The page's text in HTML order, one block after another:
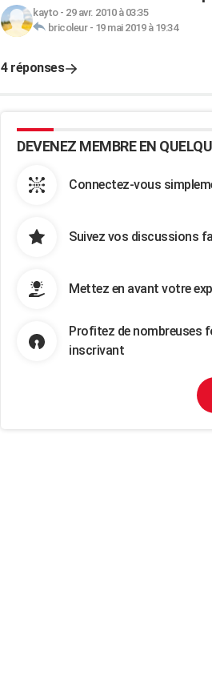
kayto- 29 avr. 2010 à 03:35
bricoleur- 19 mai 2019 à 19:34
4 réponses
DEVENEZ MEMBRE EN
Connectez-vous
Suivez vos discussions
Mettez en avant votre
Profitez de nombreuses
inscrivant